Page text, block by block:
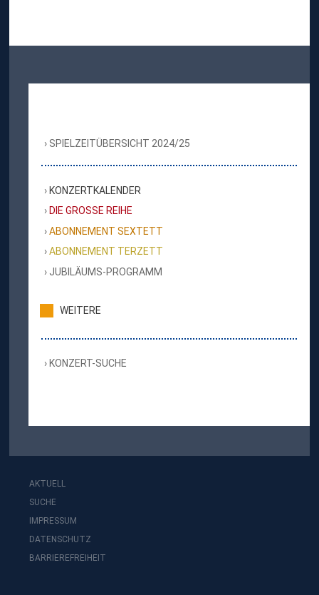
SPIELZEITÜBERSICHT 2024/25
KONZERTKALENDER
DIE GROSSE REIHE
ABONNEMENT SEXTETT
ABONNEMENT TERZETT
JUBILÄUMS-PROGRAMM
WEITERE
KONZERT-SUCHE
AKTUELL
SUCHE
IMPRESSUM
DATENSCHUTZ
BARRIEREFREIHEIT